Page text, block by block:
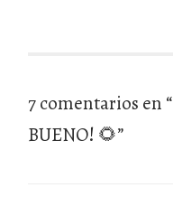
7 comentarios en “
BUENO! 🌻”